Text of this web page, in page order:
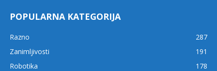
POPULARNA KATEGORIJA
Razno
287
Zanimljivosti
191
Robotika
178